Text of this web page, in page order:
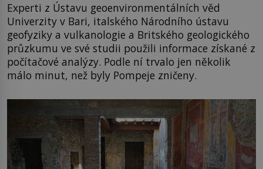
Experti z Ústavu geoenvironmentálních věd
Univerzity v Bari, italského Národního ústavu
geofyziky a vulkanologie a Britského geologického
průzkumu ve své studii použili informace získané z
počítačové analýzy. Podle ní trvalo jen několik
málo minut, než byly Pompeje zničeny.